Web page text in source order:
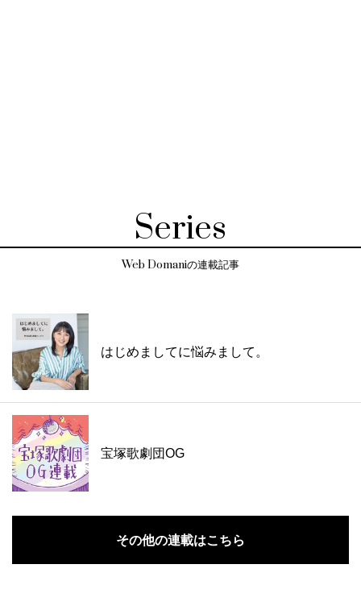
Series
Web Domaniの連載記事
はじめましてに悩みまして。
宝塚歌劇団OG
その他の連載はこちら